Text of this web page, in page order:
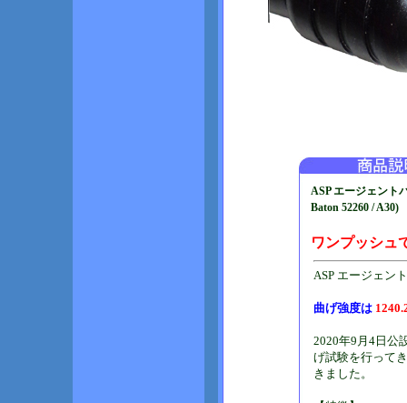
ASP エージェント
Baton 52260 / A30)
ワンプッシュ
ASP エージェン
曲げ強度は
2020年9月4日公
げ試験を行って
きました。